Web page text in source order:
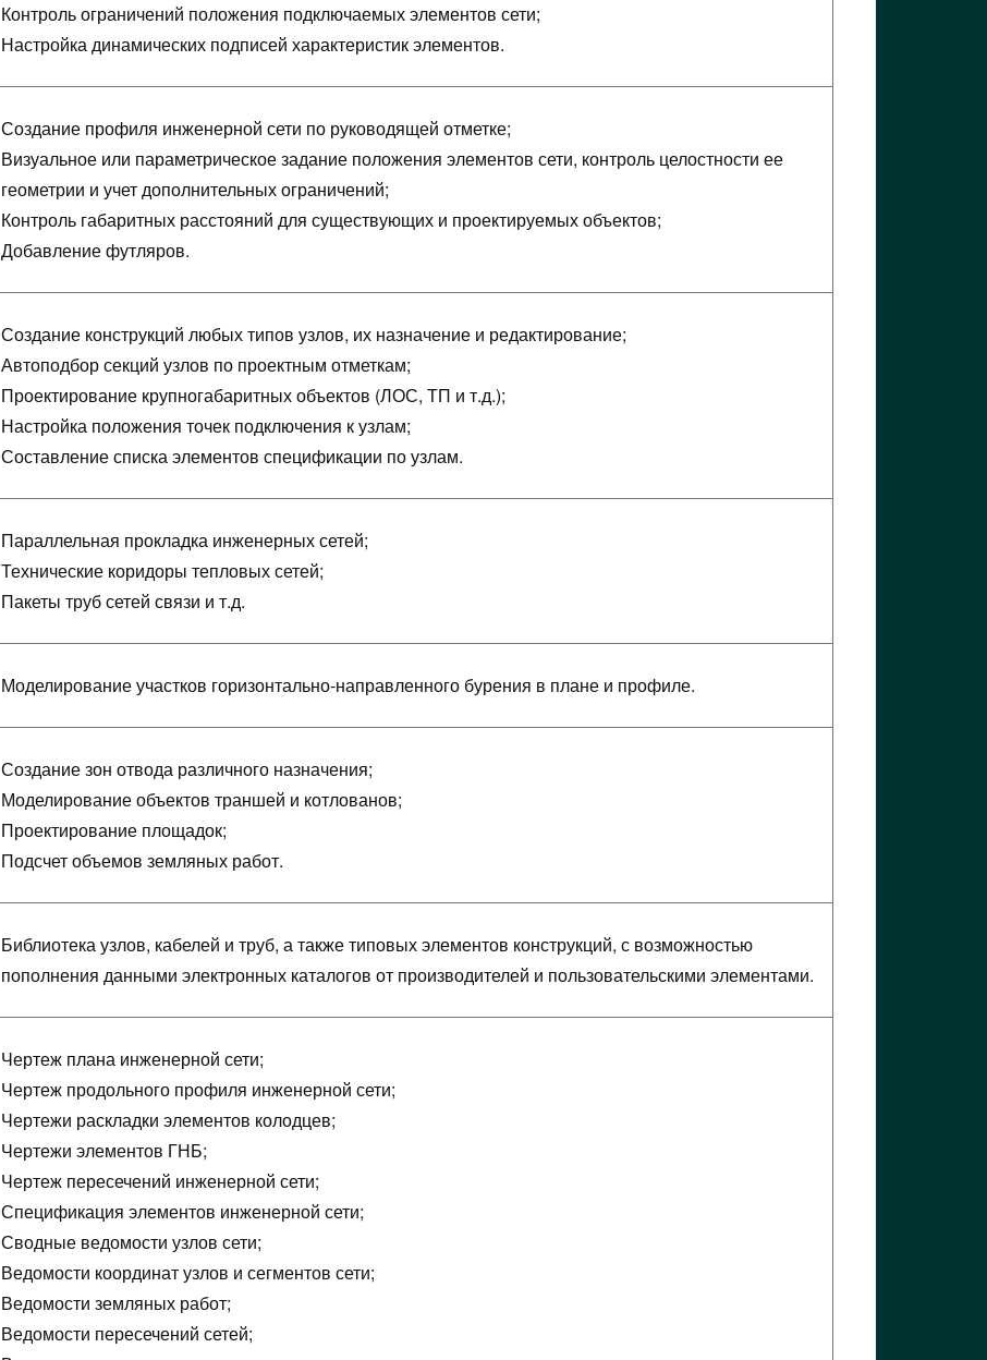
Контроль ограничений положения подключаемых элементов сети;
Настройка динамических подписей характеристик элементов.
Создание профиля инженерной сети по руководящей отметке;
Визуальное или параметрическое задание положения элементов сети, контроль целостности ее
геометрии и учет дополнительных ограничений;
Контроль габаритных расстояний для существующих и проектируемых объектов;
Добавление футляров.
Создание конструкций любых типов узлов, их назначение и редактирование;
Автоподбор секций узлов по проектным отметкам;
Проектирование крупногабаритных объектов (ЛОС, ТП и т.д.);
Настройка положения точек подключения к узлам;
Составление списка элементов спецификации по узлам.
Параллельная прокладка инженерных сетей;
Технические коридоры тепловых сетей;
Пакеты труб сетей связи и т.д.
Моделирование участков горизонтально-направленного бурения в плане и профиле.
Создание зон отвода различного назначения;
Моделирование объектов траншей и котлованов;
Проектирование площадок;
Подсчет объемов земляных работ.
Библиотека узлов, кабелей и труб, а также типовых элементов конструкций, с возможностью
пополнения данными электронных каталогов от производителей и пользовательскими элементами.
Чертеж плана инженерной сети;
Чертеж продольного профиля инженерной сети;
Чертежи раскладки элементов колодцев;
Чертежи элементов ГНБ;
Чертеж пересечений инженерной сети;
Спецификация элементов инженерной сети;
Сводные ведомости узлов сети;
Ведомости координат узлов и сегментов сети;
Ведомости земляных работ;
Ведомости пересечений сетей;